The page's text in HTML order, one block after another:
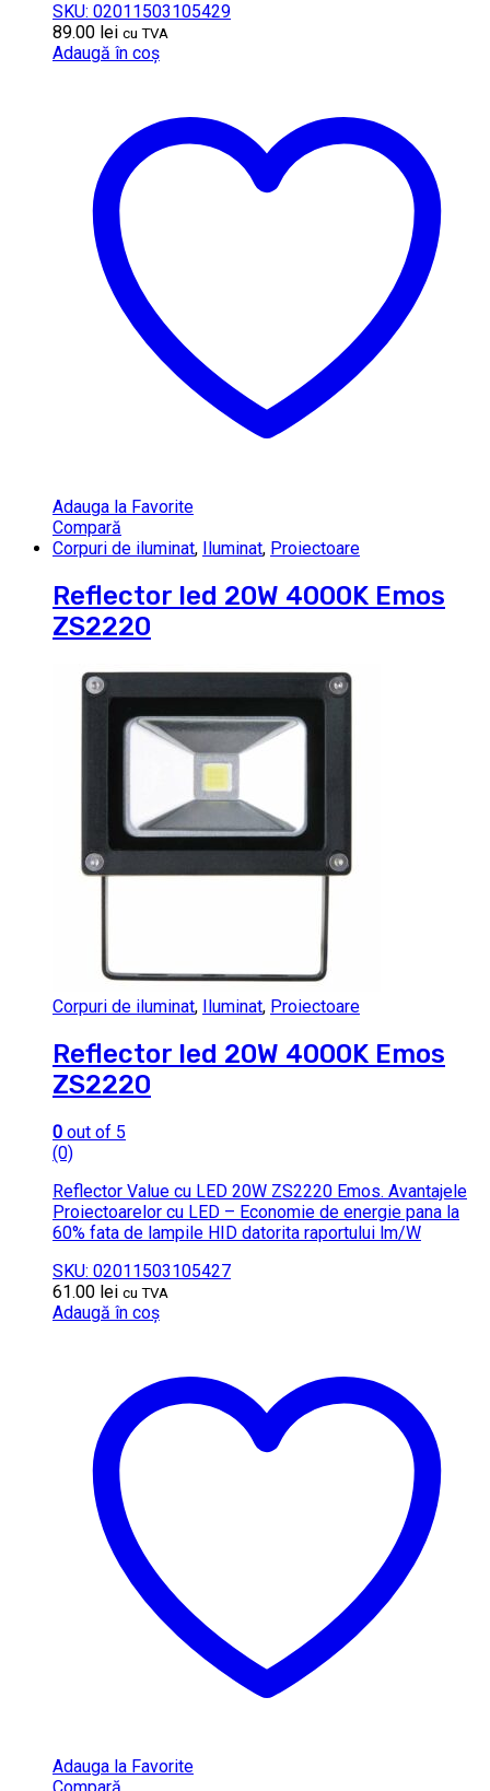
SKU: 02011503105429
89.00 lei cu TVA
Adaugă în coș
Adauga la Favorite
Compară
Corpuri de iluminat, Iluminat, Proiectoare
Reflector led 20W 4000K Emos
ZS2220
Corpuri de iluminat, Iluminat, Proiectoare
Reflector led 20W 4000K Emos
ZS2220
0 out of 5
(0)
Reflector Value cu LED 20W ZS2220 Emos. Avantajele
Proiectoarelor cu LED – Economie de energie pana la
60% fata de lampile HID datorita raportului lm/W
SKU: 02011503105427
61.00 lei cu TVA
Adaugă în coș
Adauga la Favorite